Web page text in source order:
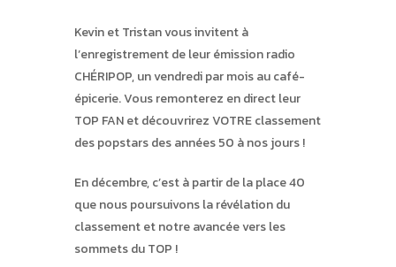
Kevin et Tristan vous invitent à
l’enregistrement de leur émission radio
CHÉRIPOP, un vendredi par mois au café-
épicerie. Vous remonterez en direct leur
TOP FAN et découvrirez VOTRE classement
des popstars des années 50 à nos jours !
En décembre, c’est à partir de la place 40
que nous poursuivons la révélation du
classement et notre avancée vers les
sommets du TOP !